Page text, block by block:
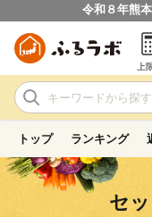
令和８年熊
上
トップ ランキング
セ